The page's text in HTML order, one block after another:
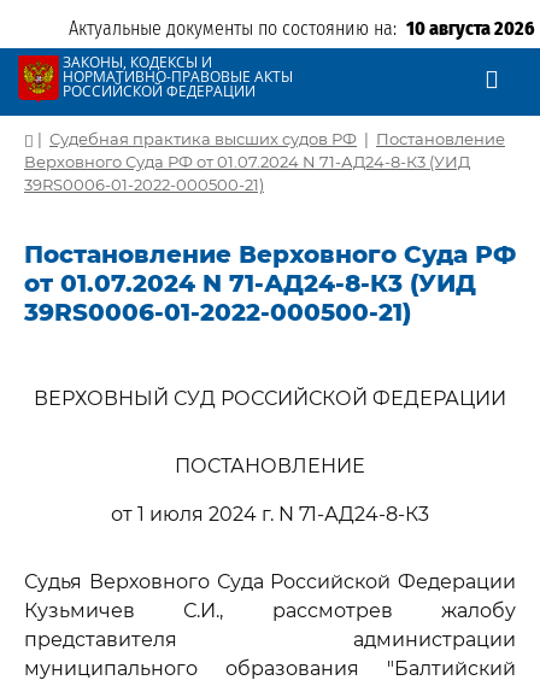
Актуальные документы по состоянию на: 10 августа 2026
ЗАКОНЫ, КОДЕКСЫ И
НОРМАТИВНО-ПРАВОВЫЕ АКТЫ
РОССИЙСКОЙ ФЕДЕРАЦИИ
| Судебная практика высших судов РФ | Постановление
Верховного Суда РФ от 01.07.2024 N 71-АД24-8-К3 (УИД
39RS0006-01-2022-000500-21)
Постановление Верховного Суда РФ
от 01.07.2024 N 71-АД24-8-К3 (УИД
39RS0006-01-2022-000500-21)
ВЕРХОВНЫЙ СУД РОССИЙСКОЙ ФЕДЕРАЦИИ
ПОСТАНОВЛЕНИЕ
от 1 июля 2024 г. N 71-АД24-8-К3
Судья Верховного Суда Российской Федерации
Кузьмичев С.И., рассмотрев жалобу
представителя администрации
муниципального образования "Балтийский